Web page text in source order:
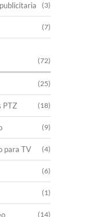
(3)
(7)
(72)
(25)
PTZ (18)
(9)
para TV (4)
(6)
(1)
(14)